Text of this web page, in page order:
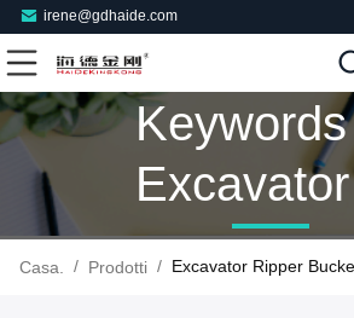
irene@gdhaide.com
Excavator
Ripper
Casa. / Prodotti / Excavator Ripper